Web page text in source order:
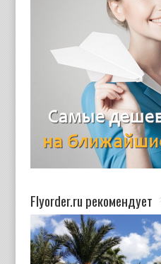
Flyorder.ru рекомендует